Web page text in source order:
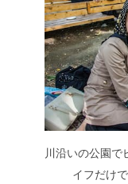
川沿いの公園で
イフだけ